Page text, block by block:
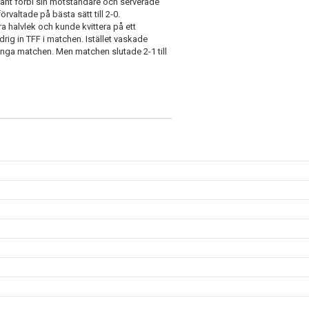
på bästa sätt till 2-0.
halvlek och kunde kvittera på ett
in TFF i matchen. Istället vaskade
matchen. Men matchen slutade 2-1 till